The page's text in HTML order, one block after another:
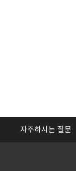
자주하시는 질문